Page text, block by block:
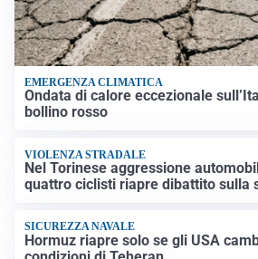
EMERGENZA CLIMATICA
Ondata di calore eccezionale
bollino rosso
VIOLENZA STRADALE
Nel Torinese aggressione
quattro ciclisti riapre dibattito sulla
SICUREZZA NAVALE
Hormuz riapre solo se gli USA